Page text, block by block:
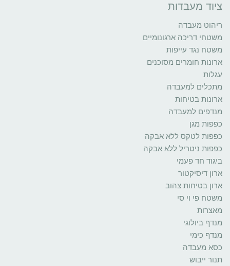
ציוד מעבדות
ריהוט מעבדה
משטחי דריכה ארגונומיים
משטח נגד עייפות
ארונות חומרים מסוכנים
עגלות
מתכלים למעבדה
ארונות בטיחות
מנדפים למעבדה
כפפות מגן
כפפות לטקס ללא אבקה
כפפות ניטריל ללא אבקה
ביגוד חד פעמי
ארון דיסיקטור
ארון בטיחות צהוב
משטח פי וי סי
מאצרות
מנדף ביולוגי
מנדף כימי
כסא מעבדה
תנור ייבוש